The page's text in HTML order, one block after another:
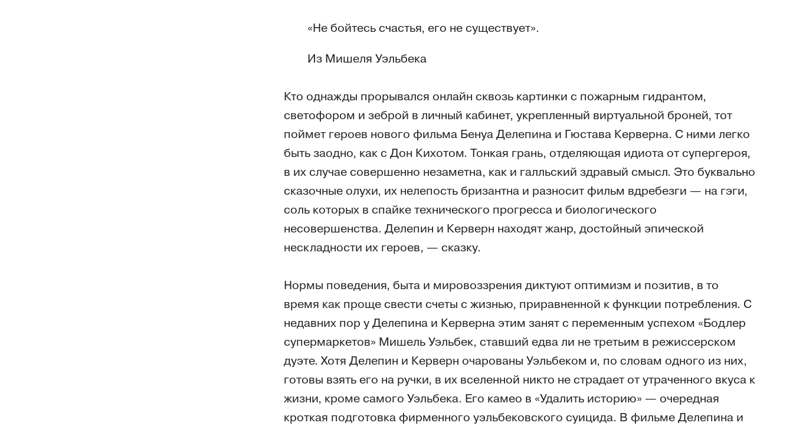
«Не бойтесь счастья, его не существует».
Из Мишеля Уэльбека
Кто однажды прорывался онлайн сквозь картинки с пожарным гидрантом,
светофором и зеброй в личный кабинет, укрепленный виртуальной броней, тот
поймет героев нового фильма Бенуа Делепина и Гюстава Керверна. С ними легко
быть заодно, как с Дон Кихотом. Тонкая грань, отделяющая идиота от супергероя,
в их случае совершенно незаметна, как и галльский здравый смысл. Это буквально
сказочные олухи, их нелепость бризантна и разносит фильм вдребезги — на гэги,
соль которых в спайке технического прогресса и биологического
несовершенства. Делепин и Керверн находят жанр, достойный эпической
нескладности их героев, — сказку.
Нормы поведения, быта и мировоззрения диктуют оптимизм и позитив, в то
время как проще свести счеты с жизнью, приравненной к функции потребления. С
недавних пор у Делепина и Керверна этим занят с переменным успехом «Бодлер
супермаркетов» Мишель Уэльбек, ставший едва ли не третьим в режиссерском
дуэте. Хотя Делепин и Керверн очарованы Уэльбеком и, по словам одного из них,
готовы взять его на ручки, в их вселенной никто не страдает от утраченного вкуса к
жизни, кроме самого Уэльбека. Его камео в «Удалить историю» — очередная
кроткая подготовка фирменного уэльбековского суицида. В фильме Делепина и